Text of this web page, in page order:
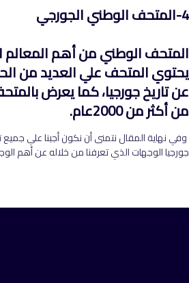
4-المتحف الوطني الجورجي
المتحف الوطني من أهم المعالم
يحتوي المتحف علي العديد من
عن تاريخ جورجيا، كما يعرض
من أكثر من 2000عام.
وفي نهاية المقال نتمنى أن نكون أجبنا علي
جورجيا الوجهات الذي تعرفنا من خلاله عن أهم